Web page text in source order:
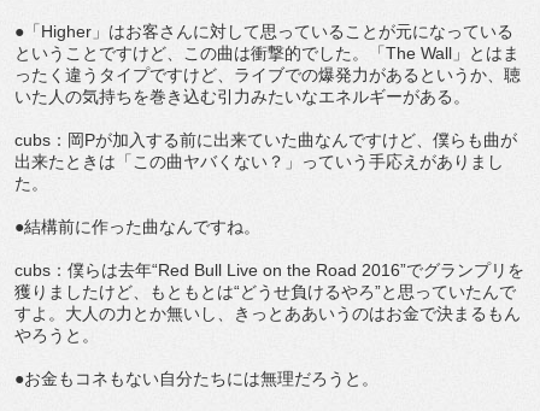
●「Higher」はお客さんに対して思っていることが元になっている
ということですけど、この曲は衝撃的でした。「The Wall」とはま
ったく違うタイプですけど、ライブでの爆発力があるというか、聴
いた人の気持ちを巻き込む引力みたいなエネルギーがある。
cubs：岡Pが加入する前に出来ていた曲なんですけど、僕らも曲が
出来たときは「この曲ヤバくない？」っていう手応えがありまし
た。
●結構前に作った曲なんですね。
cubs：僕らは去年“Red Bull Live on the Road 2016”でグランプリを
獲りましたけど、もともとは“どうせ負けるやろ”と思っていたんで
すよ。大人の力とか無いし、きっとああいうのはお金で決まるもん
やろうと。
●お金もコネもない自分たちには無理だろうと。